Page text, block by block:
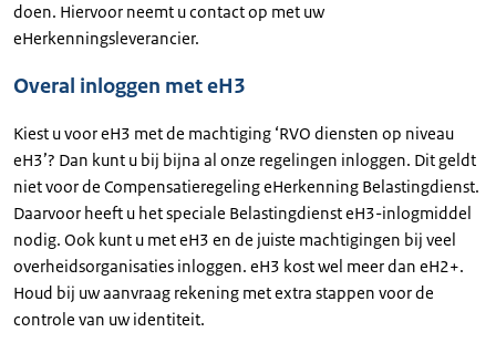
doen. Hiervoor neemt u contact op met uw
eHerkenningsleverancier.
Overal inloggen met eH3
Kiest u voor eH3 met de machtiging ‘RVO diensten op niveau
eH3’? Dan kunt u bij bijna al onze regelingen inloggen. Dit geldt
niet voor de Compensatieregeling eHerkenning Belastingdienst.
Daarvoor heeft u het speciale Belastingdienst eH3-inlogmiddel
nodig. Ook kunt u met eH3 en de juiste machtigingen bij veel
overheidsorganisaties inloggen. eH3 kost wel meer dan eH2+.
Houd bij uw aanvraag rekening met extra stappen voor de
controle van uw identiteit.